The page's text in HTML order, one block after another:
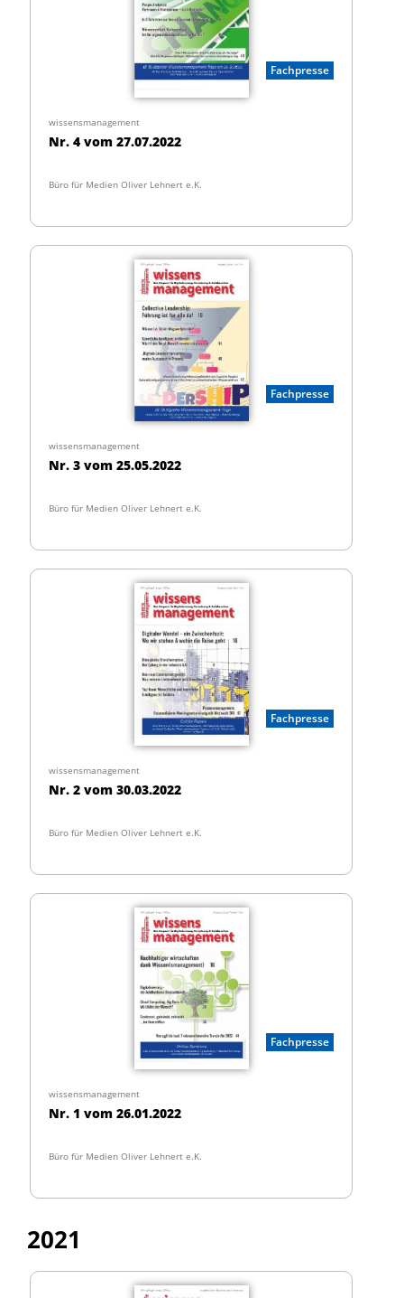
Fachpresse
wissensmanagement
Nr. 4 vom 27.07.2022
Büro für Medien Oliver Lehnert e.K.
Fachpresse
wissensmanagement
Nr. 3 vom 25.05.2022
Büro für Medien Oliver Lehnert e.K.
Fachpresse
wissensmanagement
Nr. 2 vom 30.03.2022
Büro für Medien Oliver Lehnert e.K.
Fachpresse
wissensmanagement
Nr. 1 vom 26.01.2022
Büro für Medien Oliver Lehnert e.K.
2021